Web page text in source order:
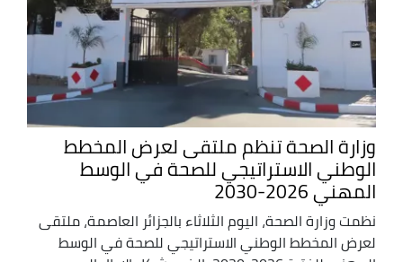
وزارة الصحة تنظم ملتقى لعرض المخطط
الوطني الاستراتيجي للصحة في الوسط
المهني 2026-2030
نظمت وزارة الصحة، اليوم الثلاثاء بالجزائر العاصمة، ملتقى
لعرض المخطط الوطني الاستراتيجي للصحة في الوسط